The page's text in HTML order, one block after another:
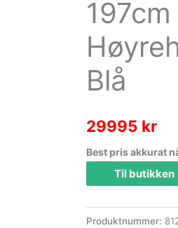
197cm
Blå
29995 kr
Best pris akkurat
Til butikken
Produktnummer: